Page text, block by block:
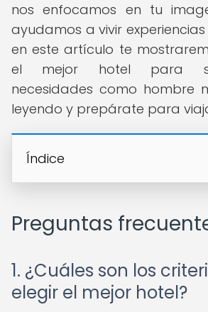
nos enfocamos en tu
ayudamos a vivir experiencias
en este artículo te
el mejor hotel para
necesidades como hombre
leyendo y prepárate para
Índice
Preguntas
1. ¿Cuáles son los
elegir el mejor hotel?